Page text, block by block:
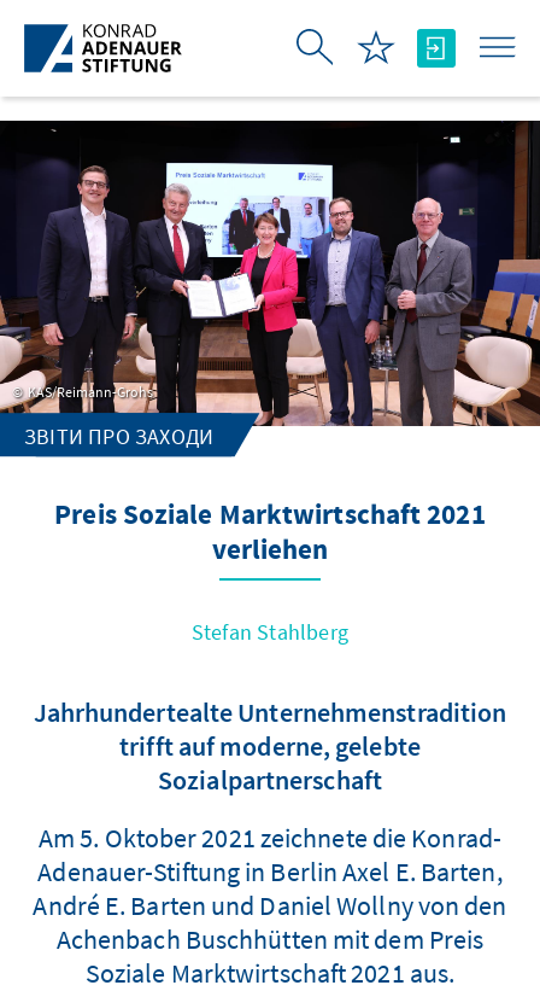
Skip to Main Content
KAS/Reimann-Grohs
ЗВІТИ ПРО ЗАХОДИ
Preis Soziale Marktwirtschaft 2021
verliehen
Stefan Stahlberg
Jahrhundertealte Unternehmenstradition
trifft auf moderne, gelebte
Sozialpartnerschaft
Am 5. Oktober 2021 zeichnete die Konrad-
Adenauer-Stiftung in Berlin Axel E. Barten,
André E. Barten und Daniel Wollny von den
Achenbach Buschhütten mit dem Preis
Soziale Marktwirtschaft 2021 aus.